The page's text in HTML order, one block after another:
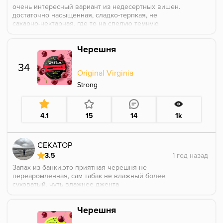
очень интересный вариант из недесертных вишен.
достаточно насыщенная, сладко-терпкая, не
сахарно-нектарная, где то на спелую темную
34
Черешня
Original Virginia
Strong
4.1 15 14 1k
СЕКАТОР
3.5
Запах из банки,это приятная черешня не
переаромленная, сам табак не влажный более
суховатый, чуть влажнее джента
крепость и давление на горло, первые 30 минут
покура приходится бороться с этим вкусом, после
Черешня